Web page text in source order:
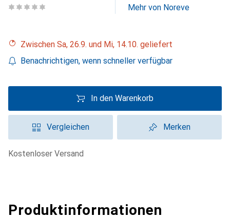
Mehr von Noreve
Zwischen Sa, 26.9. und Mi, 14.10. geliefert
Benachrichtigen, wenn schneller verfügbar
In den Warenkorb
Vergleichen Merken
kostenloser Versand
Produktinformationen